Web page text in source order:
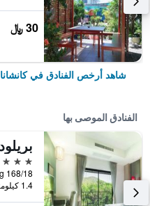
30 ﷼
شاهد أرخص الفنادق في
الفنادق الموصى بها
3 نجوم
1.4 كيلومتر عن وسط المدينة